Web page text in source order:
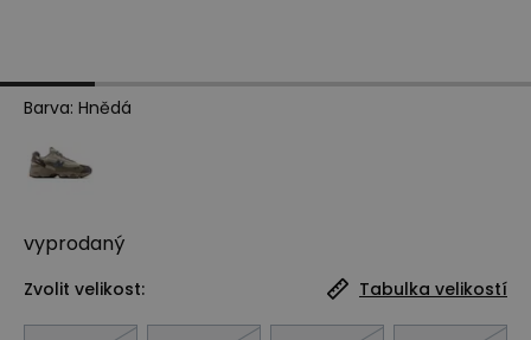
Barva: Hnědá
vyprodaný
Zvolit velikost: Tabulka velikostí